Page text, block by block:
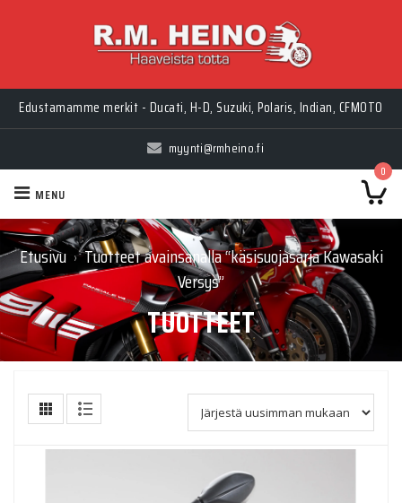
Edustamamme merkit - Ducati, H-D, Suzuki, Polaris, Indian, CFMOTO
myynti@rmheino.fi
0
MENU
Etusivu › Tuotteet avainsanalla “käsisuojasarja Kawasaki
Versys”
TUOTTEET